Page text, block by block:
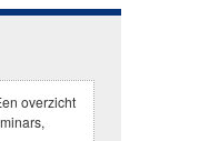
overzicht